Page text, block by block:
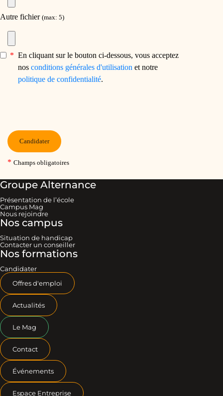
Groupe Alternance
Présentation de l’école
Campus Mag
Nous rejoindre
Nos campus
Situation de handicap
Contacter un conseiller
Nos formations
Candidater
Offres d'emploi
Actualités
Le Mag
Contact
Événements
Espace Entreprise